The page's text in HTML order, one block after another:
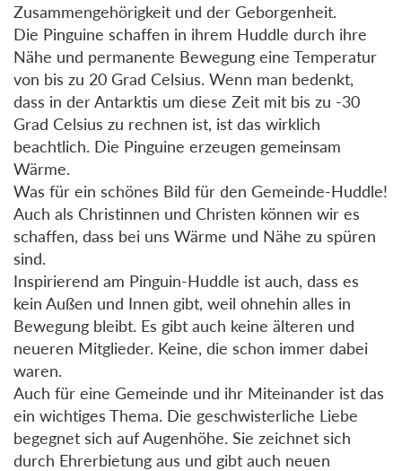
Zusammengehörigkeit und der Geborgenheit.
Die Pinguine schaffen in ihrem Huddle durch ihre
Nähe und permanente Bewegung eine Temperatur
von bis zu 20 Grad Celsius. Wenn man bedenkt,
dass in der Antarktis um diese Zeit mit bis zu -30
Grad Celsius zu rechnen ist, ist das wirklich
beachtlich. Die Pinguine erzeugen gemeinsam
Wärme.
Was für ein schönes Bild für den Gemeinde-Huddle!
Auch als Christinnen und Christen können wir es
schaffen, dass bei uns Wärme und Nähe zu spüren
sind.
Inspirierend am Pinguin-Huddle ist auch, dass es
kein Außen und Innen gibt, weil ohnehin alles in
Bewegung bleibt. Es gibt auch keine älteren und
neueren Mitglieder. Keine, die schon immer dabei
waren.
Auch für eine Gemeinde und ihr Miteinander ist das
ein wichtiges Thema. Die geschwisterliche Liebe
begegnet sich auf Augenhöhe. Sie zeichnet sich
durch Ehrerbietung aus und gibt auch neuen